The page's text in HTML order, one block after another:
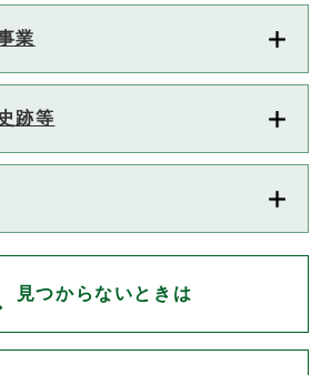
業
跡等
見つからないときは